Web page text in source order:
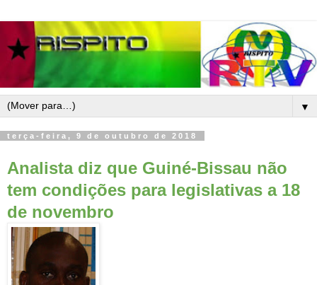
▼
terça-feira, 9 de outubro de 2018
Analista diz que Guiné-Bissau não
tem condições para legislativas a 18
de novembro